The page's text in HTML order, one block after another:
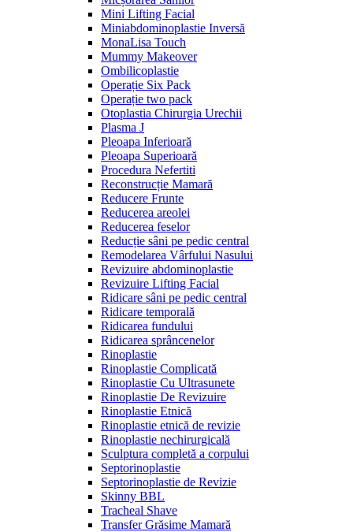
Mini Lifting Facial
Miniabdominoplastie Inversă
MonaLisa Touch
Mummy Makeover
Ombilicoplastie
Operație Six Pack
Operație two pack
Otoplastia Chirurgia Urechii
Plasma J
Pleoapa Inferioară
Pleoapa Superioară
Procedura Nefertiti
Reconstrucție Mamară
Reducere Frunte
Reducerea areolei
Reducerea feselor
Reducție sâni pe pedic central
Remodelarea Vârfului Nasului
Revizuire abdominoplastie
Revizuire Lifting Facial
Ridicare sâni pe pedic central
Ridicare temporală
Ridicarea fundului
Ridicarea sprâncenelor
Rinoplastie
Rinoplastie Complicată
Rinoplastie Cu Ultrasunete
Rinoplastie De Revizuire
Rinoplastie Etnică
Rinoplastie etnică de revizie
Rinoplastie nechirurgicală
Sculptura completă a corpului
Septorinoplastie
Septorinoplastie de Revizie
Skinny BBL
Tracheal Shave
Transfer Grăsime Mamară